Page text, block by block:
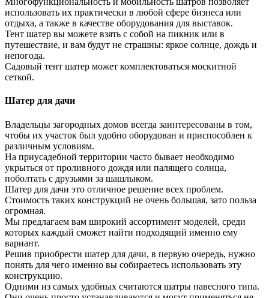
использовать их практически в любой сфере бизнеса или
отдыха, а также в качестве оборудования для выставок.
Тент шатер вы можете взять с собой на пикник или в
путешествие, и вам будут не страшны: яркое солнце, дождь и
непогода.
Садовый тент шатер может комплектоваться москитной
сеткой.
Шатер для дачи
Владельцы загородных домов всегда заинтересованы в том,
чтобы их участок был удобно оборудован и приспособлен к
различным условиям.
На приусадебной территории часто бывает необходимо
укрыться от проливного дождя или палящего солнца,
поболтать с друзьями за шашлыком.
Шатер для дачи это отличное решение всех проблем.
Стоимость таких конструкций не очень большая, зато польза
огромная.
Мы предлагаем вам широкий ассортимент моделей, среди
которых каждый сможет найти подходящий именно ему
вариант.
Решив приобрести шатер для дачи, в первую очередь, нужно
понять для чего именно вы собираетесь использовать эту
конструкцию.
Одними из самых удобных считаются шатры навесного типа.